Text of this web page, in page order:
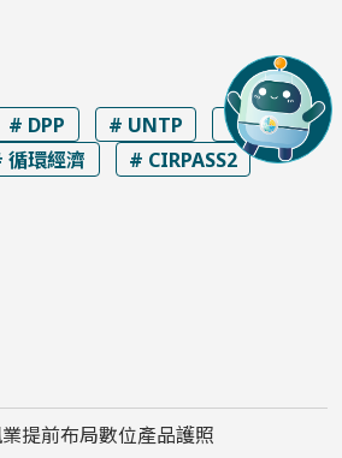
# DPP # UNTP
# ESPR
循環經濟 # CIRPASS2
提前布局數位產品護照